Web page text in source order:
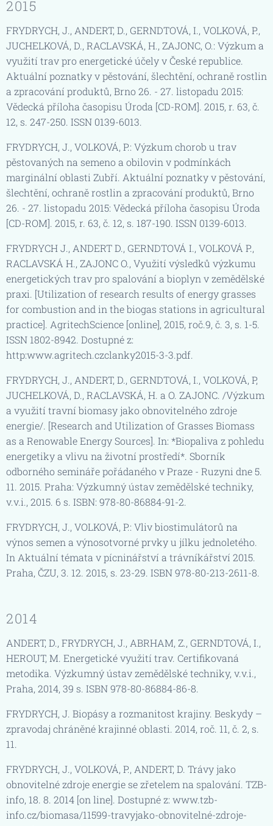
2015
FRYDRYCH, J., ANDERT, D., GERNDTOVÁ, I., VOLKOVÁ, P.,
JUCHELKOVÁ, D., RACLAVSKÁ, H., ZAJONC, O.: Výzkum a
využití trav pro energetické účely v České republice.
Aktuální poznatky v pěstování, šlechtění, ochraně rostlin
a zpracování produktů, Brno 26. - 27. listopadu 2015:
Vědecká příloha časopisu Úroda [CD-ROM]. 2015, r. 63, č.
12, s. 247-250. ISSN 0139-6013.
FRYDRYCH, J., VOLKOVÁ, P.: Výzkum chorob u trav
pěstovaných na semeno a obilovin v podmínkách
marginální oblasti Zubří. Aktuální poznatky v pěstování,
šlechtění, ochraně rostlin a zpracování produktů, Brno
26. - 27. listopadu 2015: Vědecká příloha časopisu Úroda
[CD-ROM]. 2015, r. 63, č. 12, s. 187-190. ISSN 0139-6013.
FRYDRYCH J., ANDERT D., GERNDTOVÁ I., VOLKOVÁ P.,
RACLAVSKÁ H., ZAJONC O., Využití výsledků výzkumu
energetických trav pro spalování a bioplyn v zemědělské
praxi. [Utilization of research results of energy grasses
for combustion and in the biogas stations in agricultural
practice]. AgritechScience [online], 2015, roč.9, č. 3, s. 1-5.
ISSN 1802-8942. Dostupné z:
http:www.agritech.czclanky2015-3-3.pdf.
FRYDRYCH, J., ANDERT, D., GERNDTOVÁ, I., VOLKOVÁ, P,
JUCHELKOVÁ, D., RACLAVSKÁ, H. a O. ZAJONC. /Výzkum
a využití travní biomasy jako obnovitelného zdroje
energie/. [Research and Utilization of Grasses Biomass
as a Renowable Energy Sources]. In: *Biopaliva z pohledu
energetiky a vlivu na životní prostředí*. Sborník
odborného semináře pořádaného v Praze - Ruzyni dne 5.
11. 2015. Praha: Výzkumný ústav zemědělské techniky,
v.v.i., 2015. 6 s. ISBN: 978-80-86884-91-2.
FRYDRYCH, J., VOLKOVÁ, P.: Vliv biostimulátorů na
výnos semen a výnosotvorné prvky u jílku jednoletého.
In Aktuální témata v pícninářství a trávníkářství 2015.
Praha, ČZU, 3. 12. 2015, s. 23-29. ISBN 978-80-213-2611-8.
2014
ANDERT, D., FRYDRYCH, J., ABRHAM, Z., GERNDTOVÁ, I.,
HEROUT, M. Energetické využití trav. Certifikovaná
metodika. Výzkumný ústav zemědělské techniky, v.v.i.,
Praha, 2014, 39 s. ISBN 978-80-86884-86-8.
FRYDRYCH, J. Biopásy a rozmanitost krajiny. Beskydy –
zpravodaj chráněné krajinné oblasti. 2014, roč. 11, č. 2, s.
11.
FRYDRYCH, J., VOLKOVÁ, P., ANDERT, D. Trávy jako
obnovitelné zdroje energie se zřetelem na spalování. TZB-
info, 18. 8. 2014 [on line]. Dostupné z: www.tzb-
info.cz/biomasa/11599-travyjako-obnovitelné-zdroje-